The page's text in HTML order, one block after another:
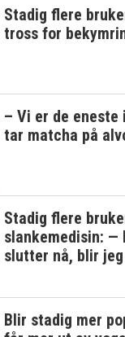
Stadig flere
tross for
– Vi er de eneste
tar matcha på
Stadig flere
slankemedisin: —
slutter nå, blir
Blir stadig mer